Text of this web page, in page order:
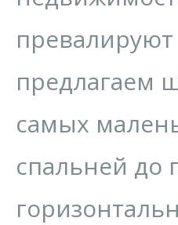
предлагаем
самых
спальней до